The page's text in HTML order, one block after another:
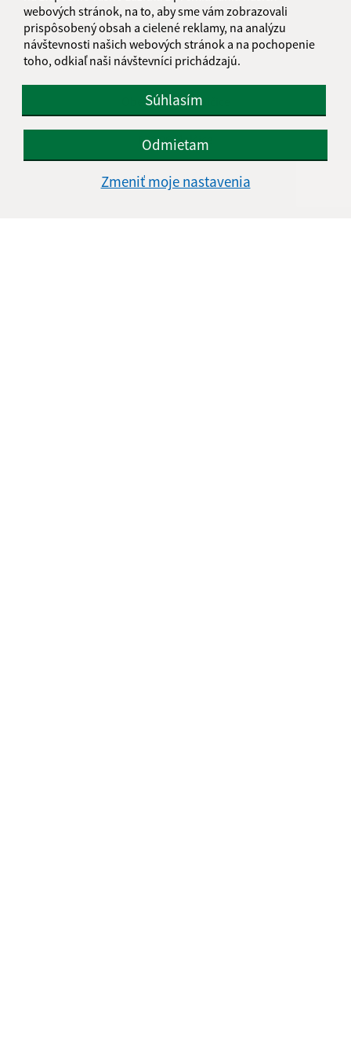
webových stránok, na to, aby sme vám zobrazovali
prispôsobený obsah a cielené reklamy, na analýzu
návštevnosti našich webových stránok a na pochopenie
toho, odkiaľ naši návštevníci prichádzajú.
Súhlasím
Odmietam
Zmeniť moje nastavenia
Obedňajšia prestávka:12:00 - 12:30
Kontakt:
Obecný úrad Malčice
Hlavná 176
072 06 Malčice
+421 56 649 62 03